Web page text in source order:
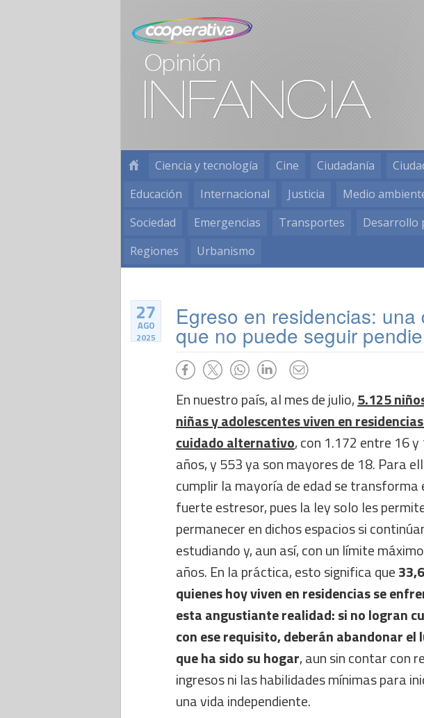
Ciencia y tecnología Cine Ciudadanía
Educación
Internacional Justicia Medio
Sociedad
Emergencias Transportes Desarrollo
Regiones
Urbanismo
27
AGO
2025
Egreso en residencias:
que no puede seguir
En nuestro país, al mes de julio,5.125
niñas y adolescentes viven en
cuidado alternativo, con 1.172 entre 16 y
años, y 553 ya son mayores de 18. Para
cumplir la mayoría de edad se transforma
fuerte estresor, pues la ley solo les
permanecer en dichos espacios si
estudiando y, aun así, con un límite
años. En la práctica, esto significa que
quienes hoy viven en residencias se
esta angustiante realidad: si no logran
con ese requisito, deberán abandonar el
que ha sido su hogar, aun sin contar con
ingresos ni las habilidades mínimas para
una vida independiente.